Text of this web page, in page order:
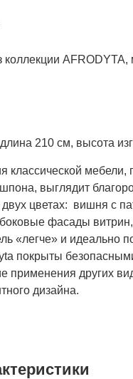
коллекции
210 см, высота
классической мебели,
выглядит
цветах: вишня с
боковые фасады
«легче» и идеально
покрыты
применения других
дизайна.